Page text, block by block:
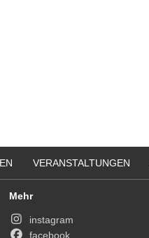
VERANSTALTUNGEN
Mehr
instagram
facebook